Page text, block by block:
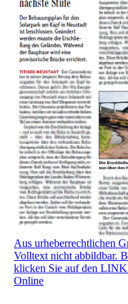
Aus urheberrechtlichen
Volltext nicht abbildbar.
klicken Sie auf den
Online